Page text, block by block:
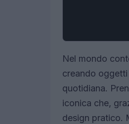
Nel mondo
creando
quotidiana.
iconica che,
design pratico.